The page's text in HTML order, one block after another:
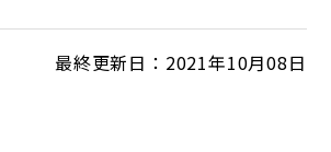
最終更新日：2021年10月08日